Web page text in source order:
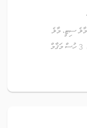
މާލެ ސިޓީ، މާލެ
3 ހުސް މަޤާމް